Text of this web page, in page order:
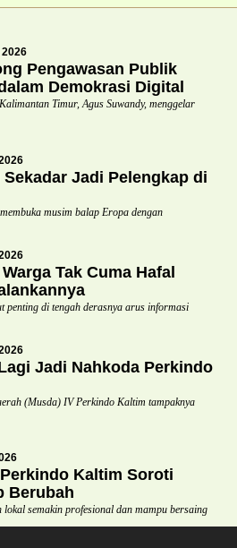
Pengawasan Publik
Demokrasi Digital
Timur, Agus Suwandy, menggelar
Sekadar Jadi Pelengkap di
musim balap Eropa dengan
Tak Cuma Hafal
penting di tengah derasnya arus informasi
Jadi Nahkoda Perkindo
(Musda) IV Perkindo Kaltim tampaknya
Kaltim Soroti
Berubah
semakin profesional dan mampu bersaing